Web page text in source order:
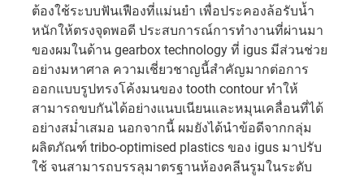
ต้องใช้ระบบฟันเฟืองที่แม่นยำ เพื่อประคองล้อรับน้ำ
หนักให้ตรงจุดพอดี ประสบการณ์การทำงานที่ผ่านมา
ของผมในด้าน gearbox technology ที่ igus มีส่วนช่วย
อย่างมหาศาล ความเชี่ยวชาญนี้สำคัญมากต่อการ
ออกแบบรูปทรงโค้งมนของ tooth contour ทำให้
สามารถขบกันได้อย่างแนบเนียนและหมุนเคลื่อนที่ได้
อย่างสม่ำเสมอ นอกจากนี้ ผมยังได้นำข้อดีจากกลุ่ม
ผลิตภัณฑ์ tribo-optimised plastics ของ igus มาปรับ
ใช้ จนสามารถบรรลุมาตรฐานห้องคลีนรูมในระดับ